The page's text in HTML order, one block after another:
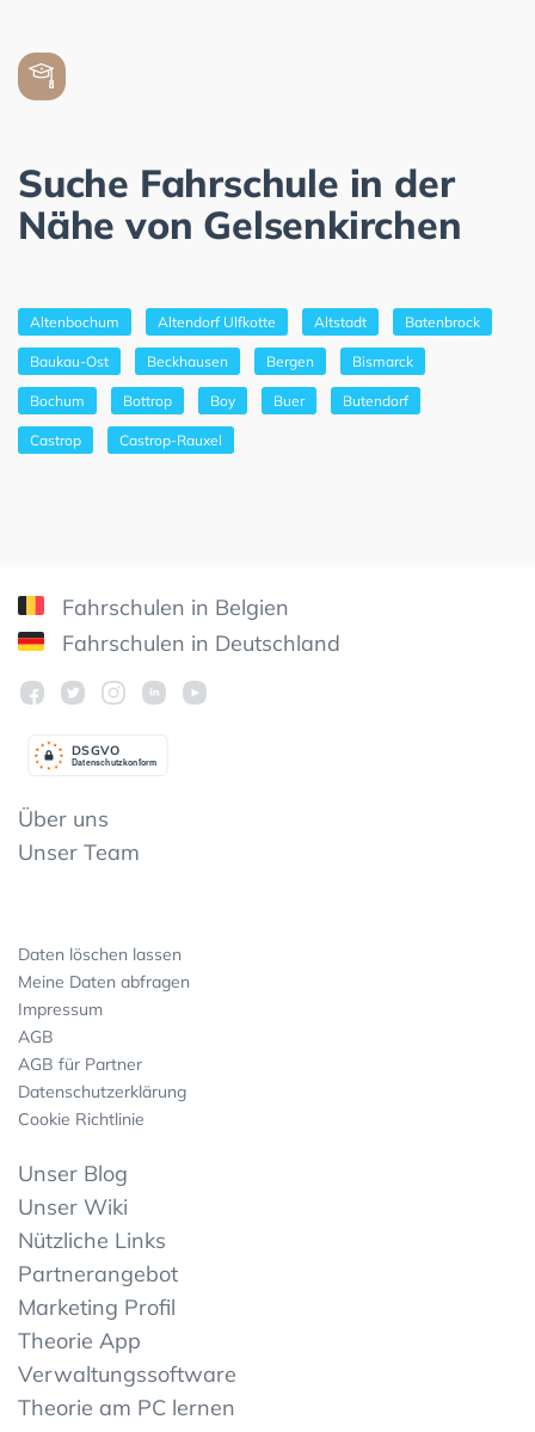
Suche Fahrschule in der
Nähe von Gelsenkirchen
Altenbochum Altendorf Ulfkotte Altstadt Batenbrock
Baukau-Ost Beckhausen Bergen Bismarck
Bochum Bottrop Boy Buer Butendorf
Castrop Castrop-Rauxel
Fahrschulen in Belgien
Fahrschulen in Deutschland
Datenschutzkonform
DSGVO
Über uns
Unser Team
Daten löschen lassen
Meine Daten abfragen
Impressum
AGB
AGB für Partner
Datenschutzerklärung
Cookie Richtlinie
Unser Blog
Unser Wiki
Nützliche Links
Partnerangebot
Marketing Profil
Theorie App
Verwaltungssoftware
Theorie am PC lernen